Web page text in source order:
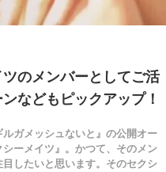
ツのメンバーとしてご活
などもピックアップ！
ガメッシュないと』の公開オー
ーメイツ』。かつて、そのメン
したいと思います。そのセクシ